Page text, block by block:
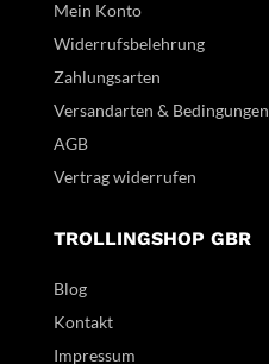
Mein Konto
Widerrufsbelehrung
Zahlungsarten
Versandarten & Bedingungen
AGB
Vertrag widerrufen
TROLLINGSHOP GBR
Blog
Kontakt
Impressum